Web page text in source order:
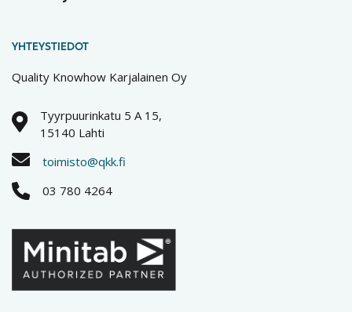
YHTEYSTIEDOT
Quality Knowhow Karjalainen Oy
Tyyrpuurinkatu 5 A 15,
15140 Lahti
toimisto@qkk.fi
03 780 4264